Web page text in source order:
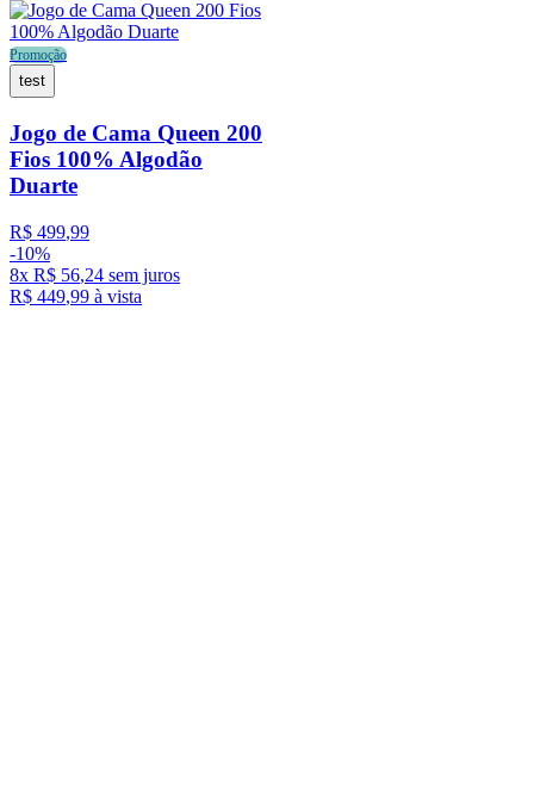
Promoção
test
Jogo de Cama Queen 200
Fios 100% Algodão
Duarte
R$ 499,99
-10%
8x R$ 56,24 sem juros
R$ 449,99 à vista